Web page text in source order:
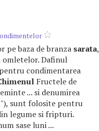
pe baza de branza sarata,
omletelor. Dafinul
condimentarea
Fructele de
... si denumirea
"), sunt folosite pentru
legume si fripturi.
sase luni ...